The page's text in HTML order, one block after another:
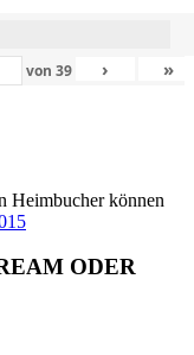
von39 › »
Heimbucher können
ODER